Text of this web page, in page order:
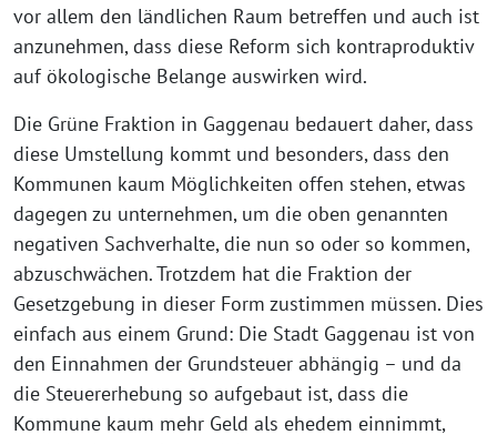
vor allem den ländlichen Raum betreffen und auch ist
anzunehmen, dass diese Reform sich kontraproduktiv
auf ökologische Belange auswirken wird.
Die Grüne Fraktion in Gaggenau bedauert daher, dass
diese Umstellung kommt und besonders, dass den
Kommunen kaum Möglichkeiten offen stehen, etwas
dagegen zu unternehmen, um die oben genannten
negativen Sachverhalte, die nun so oder so kommen,
abzuschwächen. Trotzdem hat die Fraktion der
Gesetzgebung in dieser Form zustimmen müssen. Dies
einfach aus einem Grund: Die Stadt Gaggenau ist von
den Einnahmen der Grundsteuer abhängig – und da
die Steuererhebung so aufgebaut ist, dass die
Kommune kaum mehr Geld als ehedem einnimmt,